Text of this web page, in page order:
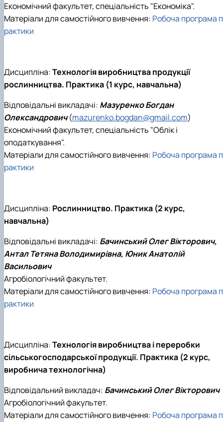
Економічний факультет, спеціальність "Економіка".
Матеріали для самостійного вивчення: Робоча програма п
рактики
Дисципліна:Технологія виробництва продукції
рослинництва. Практика (1 курс, навчальна)
Відповідальні викладачі: Мазуренко Богдан
Олександрович(mazurenko.bogdan@gmail.com)
Економічний факультет, спеціальність "Облік і
оподаткування".
Матеріали для самостійного вивчення: Робоча програма п
рактики
Дисципліна: Рослинництво. Практика (2 курс,
навчальна)
Відповідальні викладачі: Бачинський Олег Вікторович,
Антал Тетяна Володимирівна, Юник Анатолій
Васильович
Агробіологічний факультет.
Матеріали для самостійного вивчення: Робоча програма п
рактики
Дисципліна:Технологія виробництва і переробки
сільськогосподарської продукції. Практика (2 курс,
виробнича технологічна)
Відповідальний викладач: Бачинський Олег Вікторович
Агробіологічний факультет.
Матеріали для самостійного вивчення: Робоча програма п